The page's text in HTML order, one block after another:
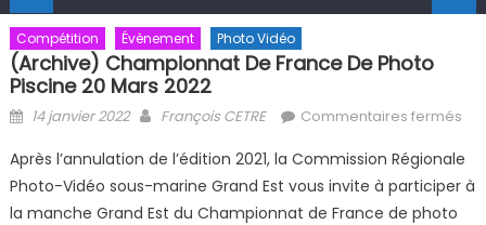
Compétition Évènement Photo Vidéo
(Archive) Championnat De France De Photo
Piscine 20 Mars 2022
Posted on
14 janvier 2022 Author
François CETRE Commentaires fermés
de
Après l’annulation de l’édition 2021, la Commission Régionale
Photo-Vidéo sous-marine Grand Est vous invite à participer à
la manche Grand Est du Championnat de France de photo